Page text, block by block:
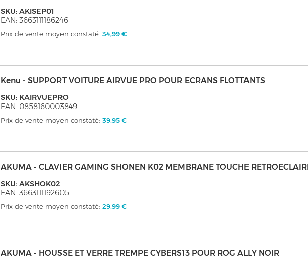
SKU: AKISEP01
EAN: 3663111186246
Prix de vente moyen constaté:34,99 €
Kenu - SUPPORT VOITURE AIRVUE PRO POUR ECRANS FLOTTANTS
SKU: KAIRVUEPRO
EAN: 0858160003849
Prix de vente moyen constaté:39,95 €
AKUMA - CLAVIER GAMING SHONEN K02 MEMBRANE TOUCHE
SKU: AKSHOK02
EAN: 3663111192605
Prix de vente moyen constaté:29,99 €
AKUMA - HOUSSE ET VERRE TREMPE CYBERS13 POUR ROG ALLY NOIR